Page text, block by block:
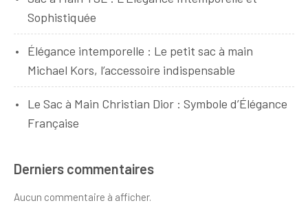
Sophistiquée
Élégance intemporelle : Le petit sac à main
Michael Kors, l’accessoire indispensable
Le Sac à Main Christian Dior : Symbole d’Élégance
Française
Derniers commentaires
Aucun commentaire à afficher.